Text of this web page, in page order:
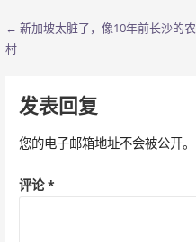
文
导
航
← 新加坡太脏了，像10年前长沙的农
村
发表回复
您的电子邮箱地址不会被公开。
评论*